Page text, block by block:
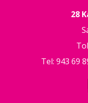
28
Tel: 943 69